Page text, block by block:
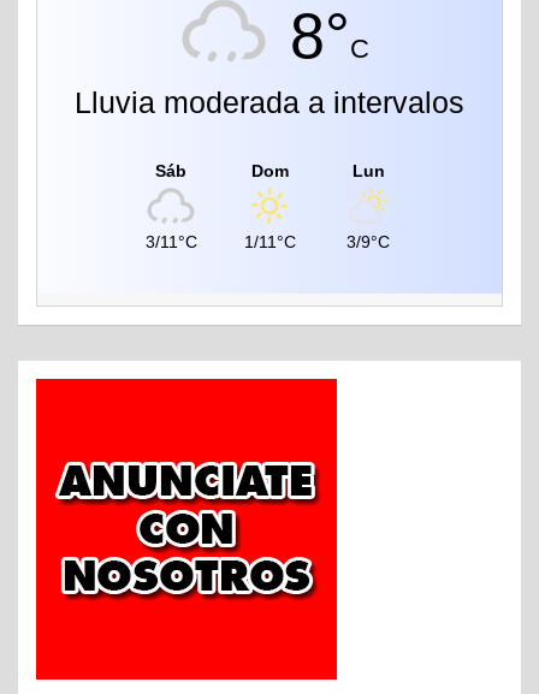
8°C
Lluvia moderada a intervalos
Sáb
3/11°C
Dom
1/11°C
Lun
3/9°C